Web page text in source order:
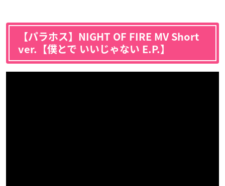
【パラホス】NIGHT OF FIRE MV Short
ver.【僕とで いいじゃない E.P.】